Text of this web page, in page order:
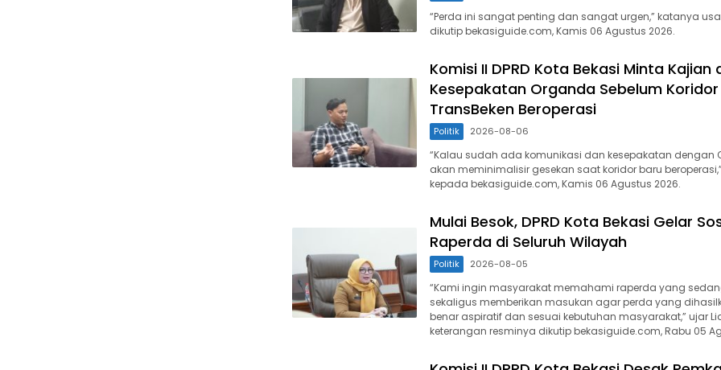
“Perda ini sangat penting dan sangat urgen,” katanya
dikutip bekasiguide.com, Kamis 06 Agustus 2026.
Komisi II DPRD Kota Bekasi Minta Kajian
Kesepakatan Organda Sebelum Koridor
TransBeken Beroperasi
Politik 2026-08-06
“Kalau sudah ada komunikasi dan kesepakatan dengan
akan meminimalisir gesekan saat koridor baru
kepada bekasiguide.com, Kamis 06 Agustus 2026.
Mulai Besok, DPRD Kota Bekasi Gelar
Raperda di Seluruh Wilayah
Politik 2026-08-05
“Kami ingin masyarakat memahami raperda yang
sekaligus memberikan masukan agar perda yang
benar aspiratif dan sesuai kebutuhan masyarakat,” ujar
keterangan resminya dikutip bekasiguide.com, Rabu 05